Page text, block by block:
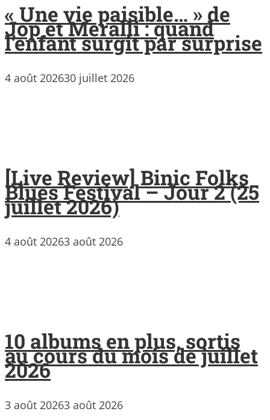
« Une vie paisible… » de
Jop et Meralli : quand
l’enfant surgit par surprise
4 août 202630 juillet 2026
[Live Review] Binic Folks
Blues Festival – Jour 2 (25
juillet 2026)
4 août 20263 août 2026
10 albums en plus, sortis
au cours du mois de juillet
2026
3 août 20263 août 2026